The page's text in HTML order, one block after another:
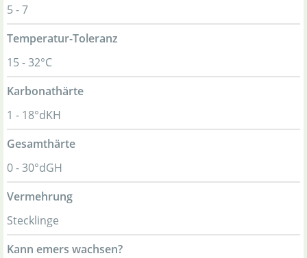
5 - 7
Temperatur-Toleranz
15 - 32°C
Karbonathärte
1 - 18°dKH
Gesamthärte
0 - 30°dGH
Vermehrung
Stecklinge
Kann emers wachsen?